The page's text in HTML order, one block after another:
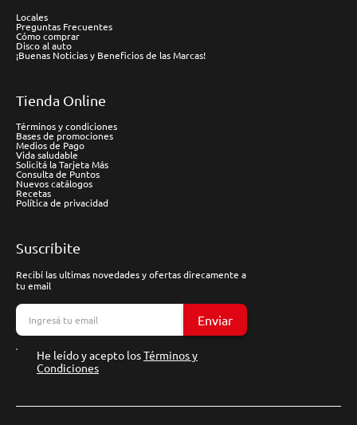
Locales
Preguntas Frecuentes
Cómo comprar
Disco al auto
¡Buenas Noticias y Beneficios de las Marcas!
Tienda Online
Términos y condiciones
Bases de promociones
Medios de Pago
Vida saludable
Solicitá la Tarjeta Más
Consulta de Puntos
Nuevos catálogos
Recetas
Política de privacidad
Suscríbite
Recibí las ultimas novedades y ofertas direcamente a
tu email
Enviar
He leído y acepto losTérminos y
Condiciones